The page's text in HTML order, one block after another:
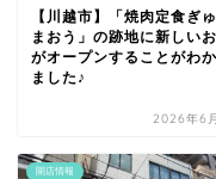
【川越市】「焼肉定食ぎ
まおう」の跡地に新しい
がオープンすることがわ
ました♪
2026年6
開店情報